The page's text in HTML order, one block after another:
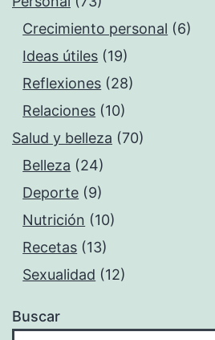
Crecimiento personal (6)
Ideas útiles (19)
Reflexiones (28)
Relaciones (10)
Salud y belleza (70)
Belleza (24)
Deporte (9)
Nutrición (10)
Recetas (13)
Sexualidad (12)
Buscar